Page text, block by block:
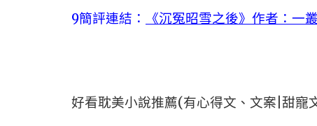
9簡評連結： 《沉冤昭雪之後》作者：一
好看耽美小說推薦(有心得文、文案|甜寵